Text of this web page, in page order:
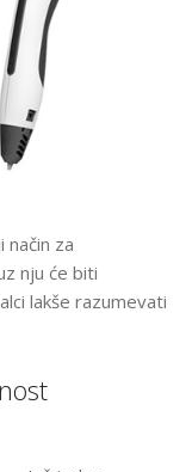
način za
nju će biti
lakše razumevati